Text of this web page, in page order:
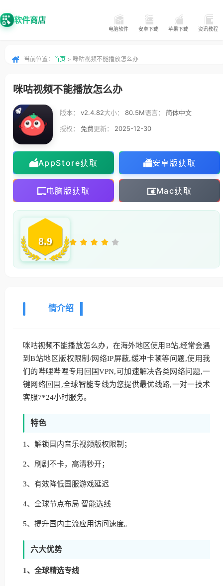
软件商店
电脑软件 安卓下载 苹果下载 资讯教程
当前位置： 首页 > 咪咕视频不能播放怎么办
咪咕视频不能播放怎么办
版本： v2.4.82大小： 80.5M语言：
简体中文
授权：
免费更新： 2025-12-30
AppStore获取 安卓版获取
电脑版获取 Mac获取
8.9
情介绍
咪咕视频不能播放怎么办，在海外地区使用B站,经常会遇
到B站地区版权限制/网络IP屏蔽,缓冲卡顿等问题,使用我
们的哔哩哔哩专用回国VPN,可加速解决各类网络问题,一
键网络回国,全球智能专线为您提供最优线路,一对一技术
客服7*24小时服务。
特色
1、解锁国内音乐视频版权限制；
2、刷剧不卡，高清秒开；
3、有效降低国服游戏延迟
4、全球节点布局 智能选线
5、提升国内主流应用访问速度。
六大优势
1、全球精选专线